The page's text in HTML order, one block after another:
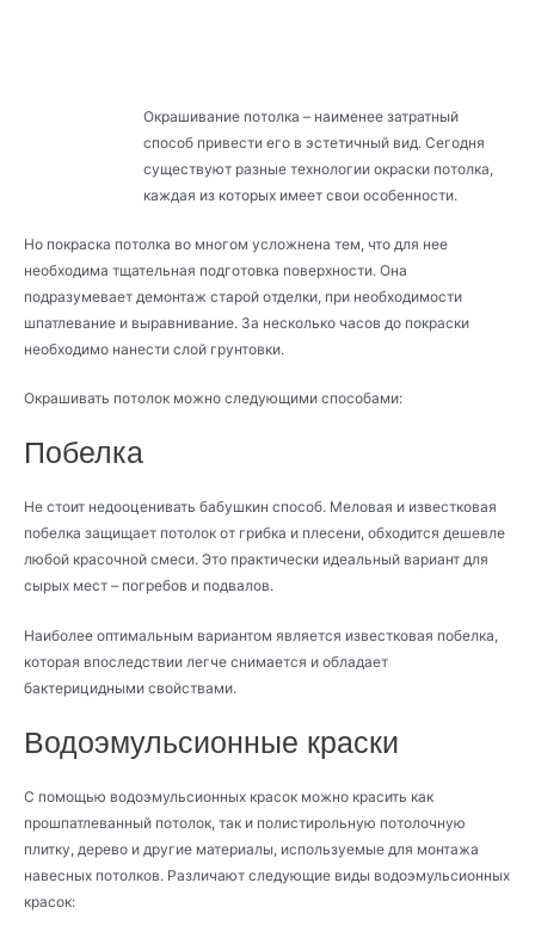
Окрашивание потолка – наименее затратный
способ привести его в эстетичный вид. Сегодня
существуют разные технологии окраски потолка,
каждая из которых имеет свои особенности.
Но покраска потолка во многом усложнена тем, что для нее
необходима тщательная подготовка поверхности. Она
подразумевает демонтаж старой отделки, при необходимости
шпатлевание и выравнивание. За несколько часов до покраски
необходимо нанести слой грунтовки.
Окрашивать потолок можно следующими способами:
Побелка
Не стоит недооценивать бабушкин способ. Меловая и известковая
побелка защищает потолок от грибка и плесени, обходится дешевле
любой красочной смеси. Это практически идеальный вариант для
сырых мест – погребов и подвалов.
Наиболее оптимальным вариантом является известковая побелка,
которая впоследствии легче снимается и обладает
бактерицидными свойствами.
Водоэмульсионные краски
С помощью водоэмульсионных красок можно красить как
прошпатлеванный потолок, так и полистирольную потолочную
плитку, дерево и другие материалы, используемые для монтажа
навесных потолков. Различают следующие виды водоэмульсионных
красок: